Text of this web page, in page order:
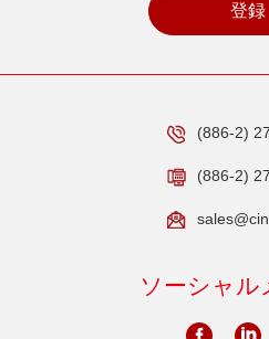
登録
(886-2)
(886-2)
ソーシャル